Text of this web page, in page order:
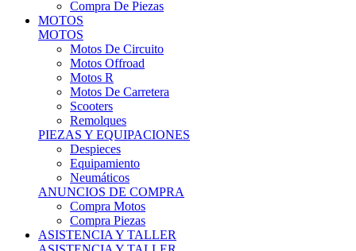
Compra De Piezas
MOTOS
MOTOS
Motos De Circuito
Motos Offroad
Motos R
Motos De Carretera
Scooters
Remolques
PIEZAS Y EQUIPACIONES
Despieces
Equipamiento
Neumáticos
ANUNCIOS DE COMPRA
Compra Motos
Compra Piezas
ASISTENCIA Y TALLER